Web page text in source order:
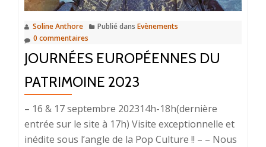
!
Soline Anthore Publié dans Evènements
0 commentaires
JOURNÉES EUROPÉENNES DU
PATRIMOINE 2023
– 16 & 17 septembre 202314h-18h(dernière
entrée sur le site à 17h) Visite exceptionnelle et
inédite sous l’angle de la Pop Culture !! – – Nous